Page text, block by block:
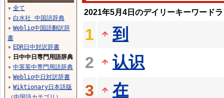
2021年5月4日のデイリーキーワード
1
到
2
认识
3
在
▼ 全て
▼ 白水社 中国語辞典
▼ Weblio中国語翻訳辞
書
▼ EDR日中対訳辞書
▼ 日中中日専門用語辞典
▼ 中英英中専門用語辞典
▼ Weblio中日対訳辞書
▼ Wiktionary日本語版